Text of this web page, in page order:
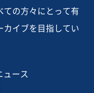
ての方々にとって有
カイブを目指してい
ュース